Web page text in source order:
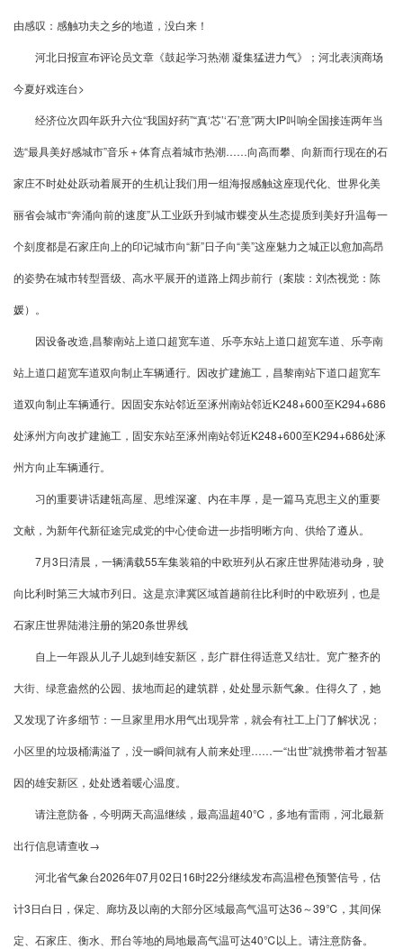
由感叹：感触功夫之乡的地道，没白来！
河北日报宣布评论员文章《鼓起学习热潮 凝集猛进力气》；河北表演商场
今夏好戏连台>
经济位次四年跃升六位“我国好药”“真‘芯’‘石’意”两大IP叫响全国接连两年当
选“最具美好感城市”音乐＋体育点着城市热潮……向高而攀、向新而行现在的石
家庄不时处处跃动着展开的生机让我们用一组海报感触这座现代化、世界化美
丽省会城市“奔涌向前的速度”从工业跃升到城市蝶变从生态提质到美好升温每一
个刻度都是石家庄向上的印记城市向“新”日子向“美”这座魅力之城正以愈加高昂
的姿势在城市转型晋级、高水平展开的道路上阔步前行（案牍：刘杰视觉：陈
媛）。
因设备改造,昌黎南站上道口超宽车道、乐亭东站上道口超宽车道、乐亭南
站上道口超宽车道双向制止车辆通行。因改扩建施工，昌黎南站下道口超宽车
道双向制止车辆通行。因固安东站邻近至涿州南站邻近K248+600至K294+686
处涿州方向改扩建施工，固安东站至涿州南站邻近K248+600至K294+686处涿
州方向止车辆通行。
习的重要讲话建瓴高屋、思维深邃、内在丰厚，是一篇马克思主义的重要
文献，为新年代新征途完成党的中心使命进一步指明晰方向、供给了遵从。
7月3日清晨，一辆满载55车集装箱的中欧班列从石家庄世界陆港动身，驶
向比利时第三大城市列日。这是京津冀区域首趟前往比利时的中欧班列，也是
石家庄世界陆港注册的第20条世界线
自上一年跟从儿子儿媳到雄安新区，彭广群住得适意又结壮。宽广整齐的
大街、绿意盎然的公园、拔地而起的建筑群，处处显示新气象。住得久了，她
又发现了许多细节：一旦家里用水用气出现异常，就会有社工上门了解状况；
小区里的垃圾桶满溢了，没一瞬间就有人前来处理……一“出世”就携带着才智基
因的雄安新区，处处透着暖心温度。
请注意防备，今明两天高温继续，最高温超40℃，多地有雷雨，河北最新
出行信息请查收→
河北省气象台2026年07月02日16时22分继续发布高温橙色预警信号，估
计3日白日，保定、廊坊及以南的大部分区域最高气温可达36～39℃，其间保
定、石家庄、衡水、邢台等地的局地最高气温可达40℃以上。请注意防备。